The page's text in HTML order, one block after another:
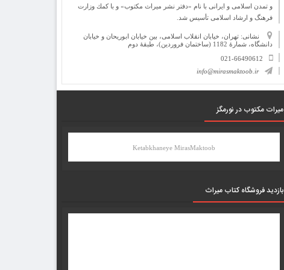
و تمدن اسلامی و ایرانی با نام «دفتر نشر میراث مكتوب» و با كمك وزارت
فرهنگ و ارشاد اسلامی تأسیس شد.
نشانی: تهران، خیابان انقلاب اسلامی، بین خیابان ابوریحان و خیابان
دانشگاه، شمارۀ 1182 (ساختمان فروردین)، طبقۀ دوم
021-66490612
info@mirasmaktoob.ir
میرات مکتوب در نورمگز
Ketabkhaneye MirasMaktoob
بازدید فروشگاه کتاب میراث